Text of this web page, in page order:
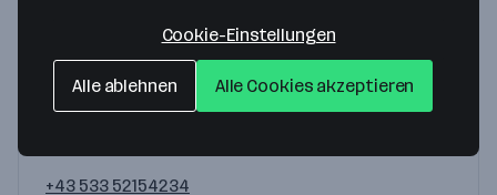
Angela Rakić
+43 533 52154234
Cookie-Einstellungen
Alle ablehnen Alle Cookies akzeptieren